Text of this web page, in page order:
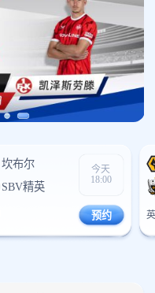
坎布尔
0
SBV精英
0
预约
今天
18:00